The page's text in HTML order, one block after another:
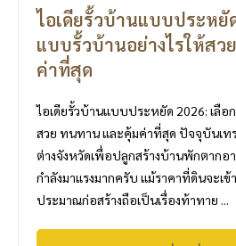
ไอเดียรั้วบ้านแบบประหยั
แบบรั้วบ้านอย่างไรให้ส
ค่าที่สุด
ไอเดียรั้วบ้านแบบประหยัด 2026: เลือ
สวย ทนทาน และคุ้มค่าที่สุด ปัจจุบันเท
ต่างจังหวัดเพื่อปลูกสร้างบ้านพักตาก
กำลังมาแรงมากครับ แม้ราคาที่ดินจะเข้
ประมาณก่อสร้างถือเป็นเรื่องท้าทาย ...